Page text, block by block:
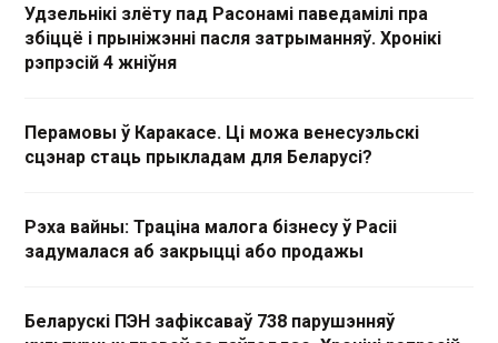
Удзельнікі злёту пад Расонамі паведамілі пра
збіццё і прыніжэнні пасля затрыманняў. Хронікі
рэпрэсій 4 жніўня
Перамовы ў Каракасе. Ці можа венесуэльскі
сцэнар стаць прыкладам для Беларусі?
Рэха вайны: Траціна малога бізнесу ў Расіі
задумалася аб закрыцці або продажы
Беларускі ПЭН зафіксаваў 738 парушэнняў